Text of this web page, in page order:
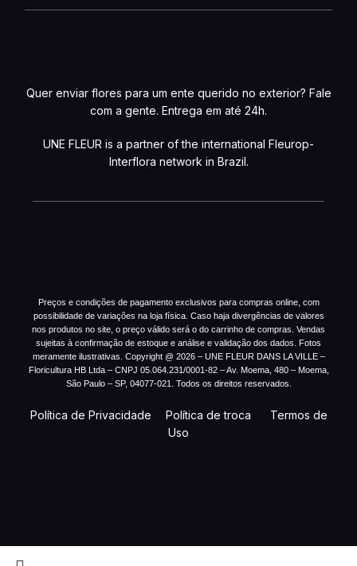
Quer enviar flores para um ente querido no exterior? Fale
com a gente. Entrega em até 24h.
UNE FLEUR is a partner of the international Fleurop-
Interflora network in Brazil.
Preços e condições de pagamento exclusivos para compras online, com
possibilidade de variações na loja física. Caso haja divergências de valores
nos produtos no site, o preço válido será o do carrinho de compras. Vendas
sujeitas à confirmação de estoque e análise e validação dos dados. Fotos
meramente ilustrativas. Copyright @ 2026 – UNE FLEUR DANS LA VILLE –
Floricultura HB Ltda – CNPJ 05.064.231/0001-82 – Av. Moema, 480 – Moema,
São Paulo – SP, 04077-021. Todos os direitos reservados.
Política de Privacidade Política de troca
Termos de
Uso